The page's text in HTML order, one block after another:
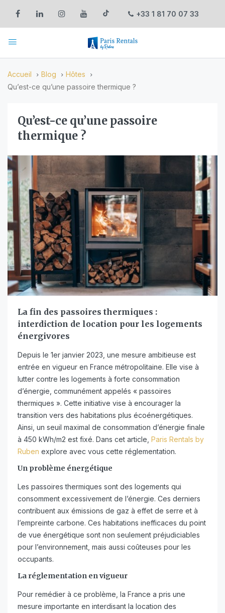
+33 1 81 70 07 33
Accueil Blog
Hôtes
Qu’est-ce qu’une passoire thermique ?
Qu’est-ce qu’une passoire
thermique ?
La fin des passoires thermiques :
interdiction de location pour les logements
énergivores
Depuis le 1er janvier 2023, une mesure ambitieuse est
entrée en vigueur en France métropolitaine. Elle vise à
lutter contre les logements à forte consommation
d’énergie, communément appelés « passoires
thermiques ». Cette initiative vise à encourager la
transition vers des habitations plus écoénergétiques.
Ainsi, un seuil maximal de consommation d’énergie finale
à 450 kWh/m2 est fixé. Dans cet article, Paris Rentals by
Ruben explore avec vous cette réglementation.
Un problème énergétique
Les passoires thermiques sont des logements qui
consomment excessivement de l’énergie. Ces derniers
contribuent aux émissions de gaz à effet de serre et à
l’empreinte carbone. Ces habitations inefficaces du point
de vue énergétique sont non seulement préjudiciables
pour l’environnement, mais aussi coûteuses pour les
occupants.
La réglementation en vigueur
Pour remédier à ce problème, la France a pris une
mesure importante en interdisant la location des